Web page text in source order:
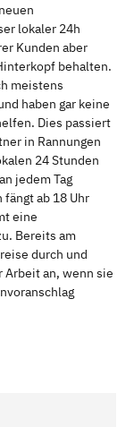
lokaler 24h
Kunden aber
behalten.
meistens
haben gar keine
Dies passiert
in Rannungen
24 Stunden
jedem Tag
ab 18 Uhr
eine
Bereits am
durch und
Arbeit an, wenn sie